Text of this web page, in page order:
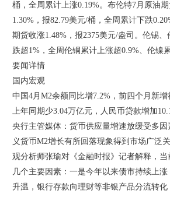
桶，全周累计上涨0.19%。布伦特7月原油
1.30%，报82.79美元/桶，全周累计下跌
期货收涨1.48%，报2375美元/盎司。伦锡
跌超1%，全周伦铜累计上涨超0.9%、伦镍
要闻详情
国内宏观
中国4月M2余额同比增7.2%，前四个月新增
上年同期少3.04万亿元，人民币贷款增加
央行主管媒体：货币供应量增速放缓受多
义货币M2增长有所回落现象得到市场广泛
观分析师张瑜对《金融时报》记者解释，
几个主要因素：一是今年以来债市持续上
升温，银行存款向理财等非银产品分流转化